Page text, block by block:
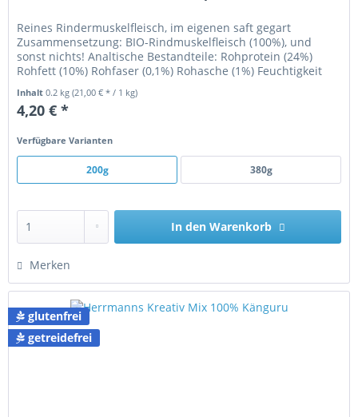
Reines Rindermuskelfleisch, im eigenen saft gegart
Zusammensetzung: BIO-Rindmuskelfleisch (100%), und
sonst nichts! Analtische Bestandteile: Rohprotein (24%)
Rohfett (10%) Rohfaser (0,1%) Rohasche (1%) Feuchtigkeit
Inhalt0.2 kg(21,00 € * / 1 kg)
4,20 € *
Verfügbare Varianten
200g 380g
In den Warenkorb
Merken
glutenfrei
getreidefrei